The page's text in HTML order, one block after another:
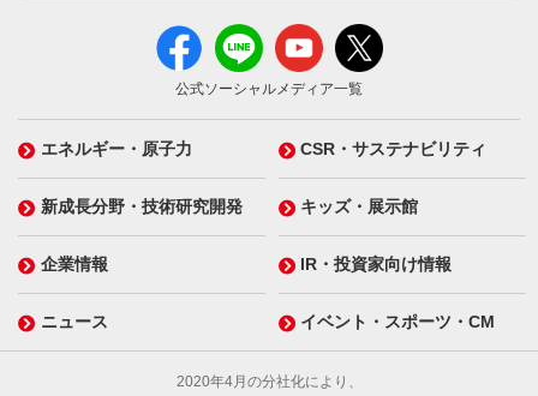
公式ソーシャルメディア一覧
エネルギー・原子力 CSR・サステナビリティ
新成長分野・技術研究開発 キッズ・展示館
企業情報 IR・投資家向け情報
ニュース イベント・スポーツ・CM
2020年4月の分社化により、